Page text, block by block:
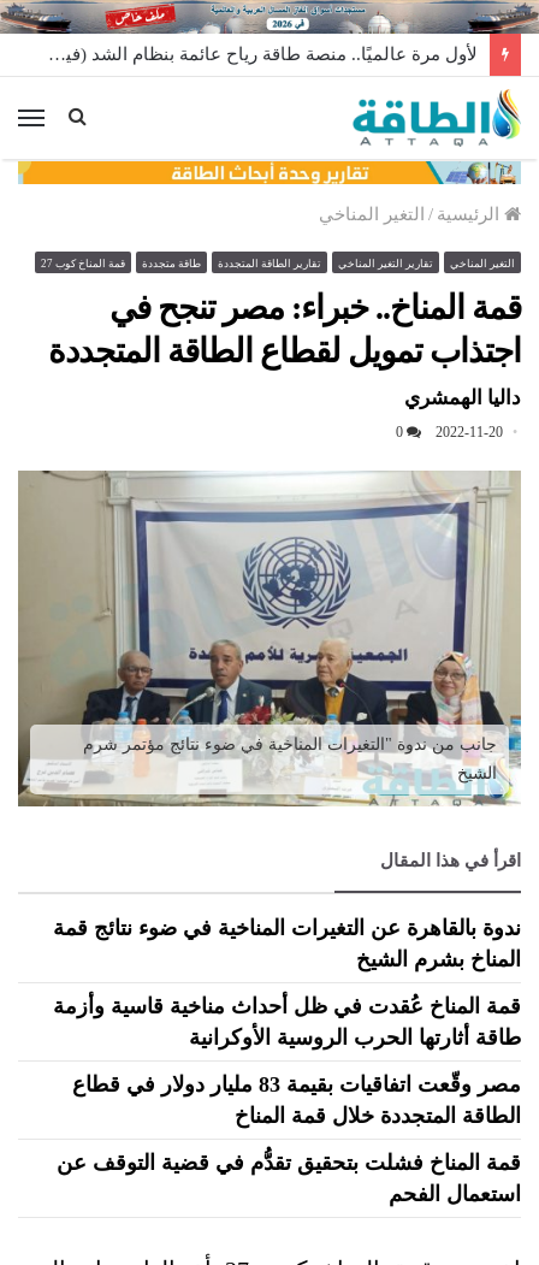
لأول مرة عالميًا.. منصة طاقة رياح عائمة بنظام الشد (فيديو)
الرئيسية / التغير المناخي
التغير المناخي تقارير التغير المناخي تقارير الطاقة المتجددة طاقة متجددة قمة المناخ كوب 27
قمة المناخ.. خبراء: مصر تنجح في
اجتذاب تمويل لقطاع الطاقة المتجددة
داليا الهمشري
2022-11-20
0
جانب من ندوة "التغيرات المناخية في ضوء نتائج مؤتمر شرم
الشيخ
اقرأ في هذا المقال
ندوة بالقاهرة عن التغيرات المناخية في ضوء نتائج قمة
المناخ بشرم الشيخ
قمة المناخ عُقدت في ظل أحداث مناخية قاسية وأزمة
طاقة أثارتها الحرب الروسية الأوكرانية
مصر وقّعت اتفاقيات بقيمة 83 مليار دولار في قطاع
الطاقة المتجددة خلال قمة المناخ
قمة المناخ فشلت بتحقيق تقدُّم في قضية التوقف عن
استعمال الفحم